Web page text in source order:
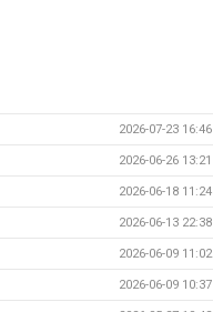
2026-07-23 16:46
2026-06-26 13:21
2026-06-18 11:24
2026-06-13 22:38
2026-06-09 11:02
2026-06-09 10:37